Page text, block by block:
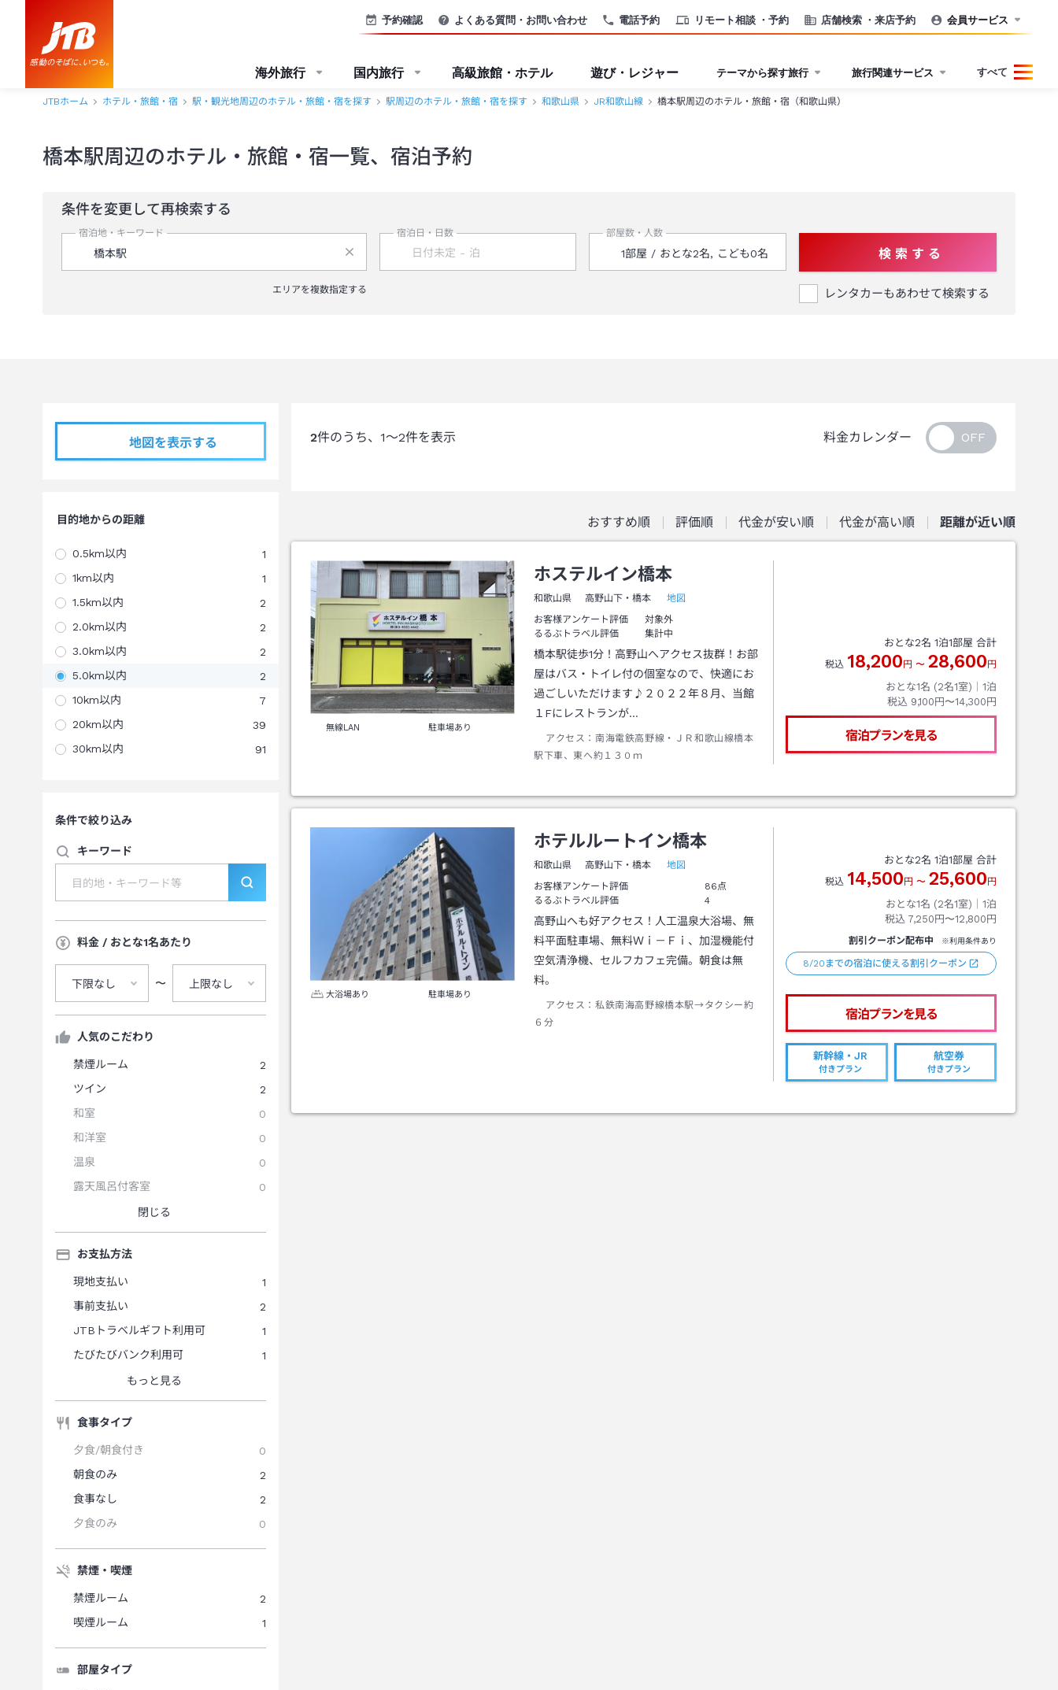
電話予約 リモート相談 ・予約 店舗検索 ・来店予約
予約確認 よくある質問・お問い合わせ 会員サービス
海外旅行 国内旅行 高級旅館・ホテル 遊び・レジャー テーマから探す旅行 旅行関連サービス すべて
JTBホーム ホテル・旅館・宿 駅・観光地周辺のホテル・旅館・宿を探す 駅周辺のホテル・旅館・宿を探す 和歌山県 JR和歌山線 橋本駅周辺のホテル・旅館・宿（和歌山県）
橋本駅周辺のホテル・旅館・宿一覧、宿泊予約
条件を変更して再検索する
宿泊地・キーワード
エリアを複数指定する
宿泊日・日数 部屋数・人数
検 索 す る
レンタカーもあわせて検索する
地図を表示する
目的地からの距離
0.5km以内
1
1km以内
1
1.5km以内
2
2.0km以内
2
3.0km以内
2
5.0km以内
2
10km以内
7
20km以内
39
30km以内
91
条件で絞り込み
キーワード
料金 / おとな1名あたり
下限なし 〜 上限なし
人気のこだわり
禁煙ルーム
2
ツイン
2
和室
0
和洋室
0
温泉
0
露天風呂付客室
0
閉じる
お支払方法
現地支払い
1
事前支払い
2
JTBトラベルギフト利用可
1
たびたびバンク利用可
1
もっと見る
食事タイプ
夕食/朝食付き
0
朝食のみ
2
食事なし
2
夕食のみ
0
禁煙・喫煙
禁煙ルーム
2
喫煙ルーム
1
部屋タイプ
2件のうち、 1～2件を表示 料金カレンダー
おすすめ順 評価順 代金が安い順 代金が高い順 距離が近い順
無線LAN 駐車場あり
ホステルイン橋本
和歌山県 高野山下・橋本
地図
お客様アンケート評価
対象外
るるぶトラベル評価
集計中
橋本駅徒歩1分！高野山へアクセス抜群！お部
屋はバス・トイレ付の個室なので、快適にお
過ごしいただけます♪２０２２年８月、当館
１Fにレストランが…
アクセス： 南海電鉄高野線・ＪＲ和歌山線橋本
駅下車、東へ約１３０ｍ
おとな2名 1泊1部屋 合計
税込 18,200 円 〜 28,600 円
おとな1名 (2名1室)｜ 1泊
税込 9,100円〜14,300円
宿泊プランを見る
大浴場あり 駐車場あり
ホテルルートイン橋本
和歌山県 高野山下・橋本
地図
お客様アンケート評価
86点
るるぶトラベル評価
4
高野山へも好アクセス！人工温泉大浴場、無
料平面駐車場、無料Ｗｉ－Ｆｉ、加湿機能付
空気清浄機、セルフカフェ完備。朝食は無
料。
アクセス： 私鉄南海高野線橋本駅→タクシー約
６分
おとな2名 1泊1部屋 合計
税込 14,500 円 〜 25,600 円
おとな1名 (2名1室)｜ 1泊
税込 7,250円〜12,800円
割引クーポン配布中 ※利用条件あり
8/20までの宿泊に使える割引クーポン
宿泊プランを見る
新幹線・JR
付きプラン
航空券
付きプラン